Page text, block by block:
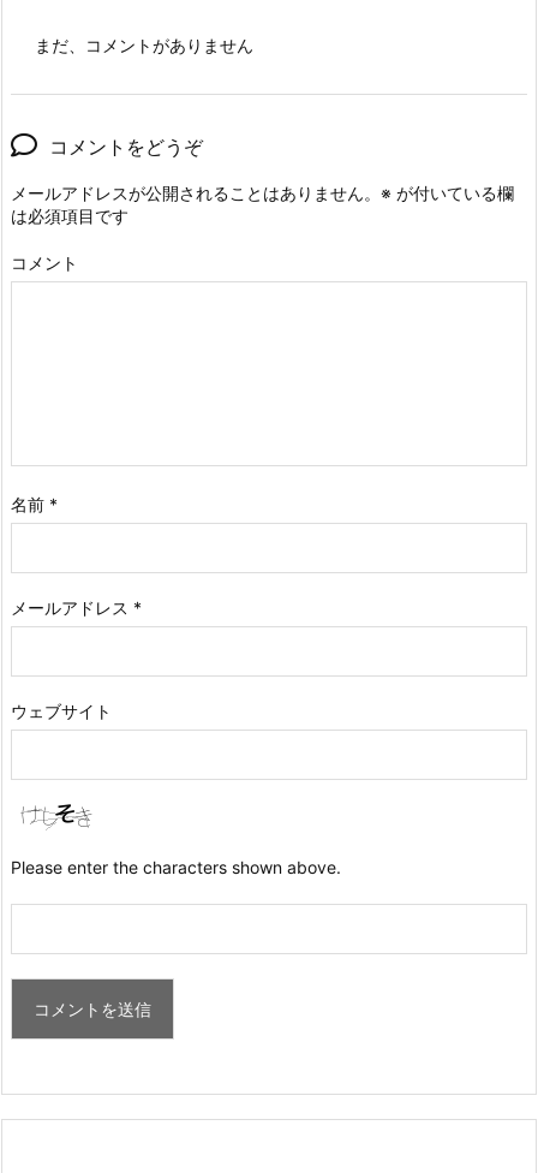
まだ、コメントがありません
コメントをどうぞ
メールアドレスが公開されることはありません。 ※ が付いている欄
は必須項目です
コメント
名前 *
メールアドレス *
ウェブサイト
Please enter the characters shown above.